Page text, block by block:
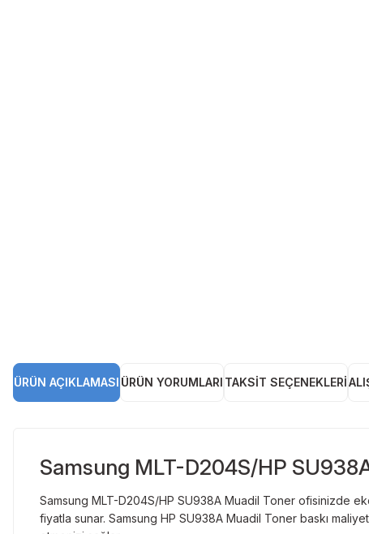
ÜRÜN AÇIKLAMASI ÜRÜN YORUMLARI TAKSIT SEÇENEKLERI
Samsung MLT-D204S/HP
Samsung MLT-D204S/HP SU938A Muadil Toner ofisinizde
fiyatla sunar. Samsung HP SU938A Muadil Toner baskı